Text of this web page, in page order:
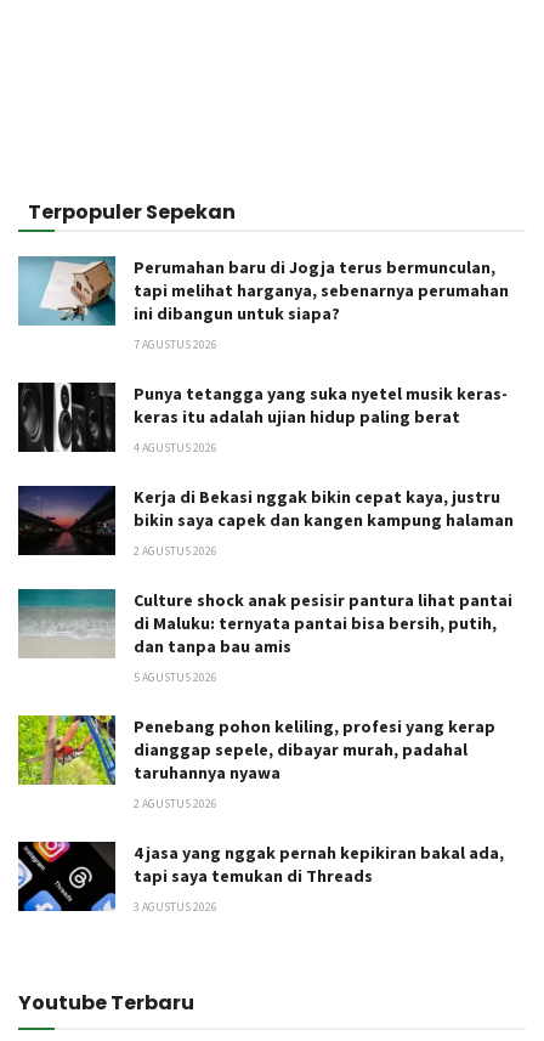
Terpopuler Sepekan
Perumahan baru di Jogja terus bermunculan,
tapi melihat harganya, sebenarnya perumahan
ini dibangun untuk siapa?
7 AGUSTUS 2026
Punya tetangga yang suka nyetel musik keras-
keras itu adalah ujian hidup paling berat
4 AGUSTUS 2026
Kerja di Bekasi nggak bikin cepat kaya, justru
bikin saya capek dan kangen kampung halaman
2 AGUSTUS 2026
Culture shock anak pesisir pantura lihat pantai
di Maluku: ternyata pantai bisa bersih, putih,
dan tanpa bau amis
5 AGUSTUS 2026
Penebang pohon keliling, profesi yang kerap
dianggap sepele, dibayar murah, padahal
taruhannya nyawa
2 AGUSTUS 2026
4 jasa yang nggak pernah kepikiran bakal ada,
tapi saya temukan di Threads
3 AGUSTUS 2026
Youtube Terbaru